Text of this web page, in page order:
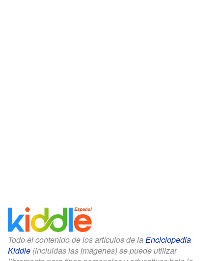
Todo el contenido de los artículos de la Enciclopedia
Kiddle (incluidas las imágenes) se puede utilizar